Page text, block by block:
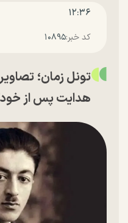
۱۲:۳۶
کد خبر:۱۰۸۹۵
تونل زمان؛
هدایت پس از